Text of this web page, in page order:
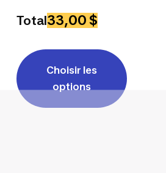
Total33,00 $
Choisir les
options